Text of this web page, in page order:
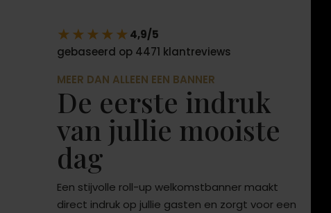
★★★★★4,9/5
gebaseerd op 4471 klantreviews
MEER DAN ALLEEN EEN BANNER
De eerste indruk
van jullie mooiste
dag
Een stijvolle roll-up welkomstbanner maakt
direct indruk op jullie gasten en zorgt voor een